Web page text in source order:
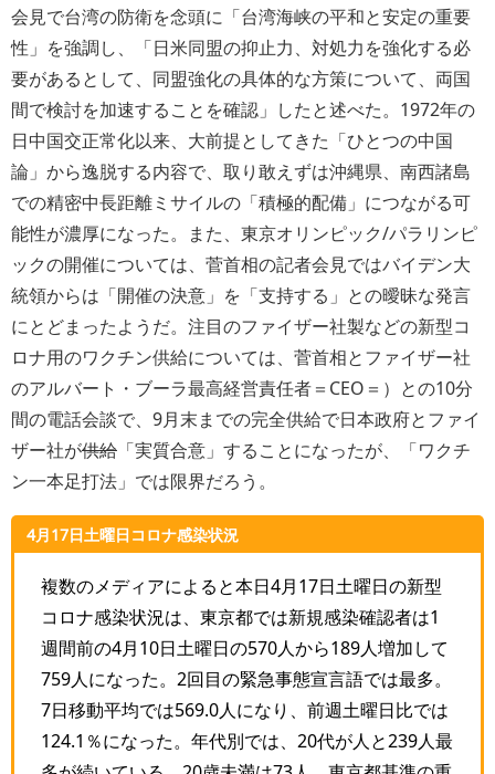
会見で台湾の防衛を念頭に「台湾海峡の平和と安定の重要
性」を強調し、「日米同盟の抑止力、対処力を強化する必
要があるとして、同盟強化の具体的な方策について、両国
間で検討を加速することを確認」したと述べた。1972年の
日中国交正常化以来、大前提としてきた「ひとつの中国
論」から逸脱する内容で、取り敢えずは沖縄県、南西諸島
での精密中長距離ミサイルの「積極的配備」につながる可
能性が濃厚になった。また、東京オリンピック/パラリンピ
ックの開催については、菅首相の記者会見ではバイデン大
統領からは「開催の決意」を「支持する」との曖昧な発言
にとどまったようだ。注目のファイザー社製などの新型コ
ロナ用のワクチン供給については、菅首相とファイザー社
のアルバート・ブーラ最高経営責任者＝CEO＝）との10分
間の電話会談で、9月末までの完全供給で日本政府とファイ
ザー社が供給 「実質合意」することになったが、「ワクチ
ン一本足打法」では限界だろう。
4月17日土曜日コロナ感染状況
複数のメディアによると本日4月17日土曜日の新型
コロナ感染状況は、東京都では新規感染確認者は1
週間前の4月10日土曜日の570人から189人増加して
759人になった。2回目の緊急事態宣言語では最多。
7日移動平均では569.0人になり、前週土曜日比では
124.1％になった。年代別では、20代が人と239人最